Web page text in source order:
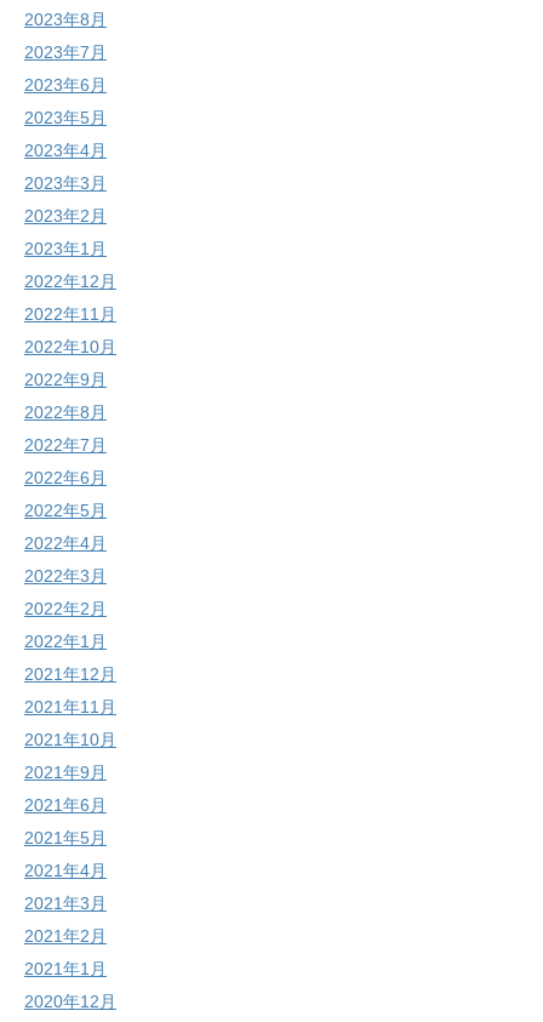
2023年8月
2023年7月
2023年6月
2023年5月
2023年4月
2023年3月
2023年2月
2023年1月
2022年12月
2022年11月
2022年10月
2022年9月
2022年8月
2022年7月
2022年6月
2022年5月
2022年4月
2022年3月
2022年2月
2022年1月
2021年12月
2021年11月
2021年10月
2021年9月
2021年6月
2021年5月
2021年4月
2021年3月
2021年2月
2021年1月
2020年12月